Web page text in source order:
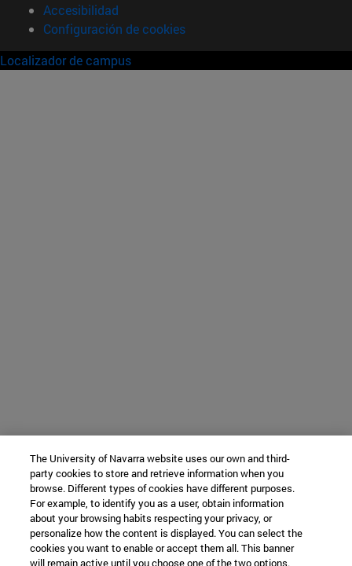
Accesibilidad
Configuración de cookies
Localizador de campus
The University of Navarra website uses our own and third-
party cookies to store and retrieve information when you
browse. Different types of cookies have different purposes.
For example, to identify you as a user, obtain information
about your browsing habits respecting your privacy, or
personalize how the content is displayed. You can select the
cookies you want to enable or accept them all. This banner
will remain active until you choose one of the two options.